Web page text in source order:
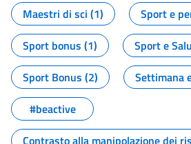
Maestri di sci (1)
Sport e
Sport bonus (1)
Sport e
Sport Bonus (2)
Settimana
#beactive
Contrasto alla manipolazione dei